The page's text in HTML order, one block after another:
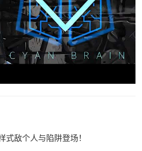
敌个人与陷阱登场！